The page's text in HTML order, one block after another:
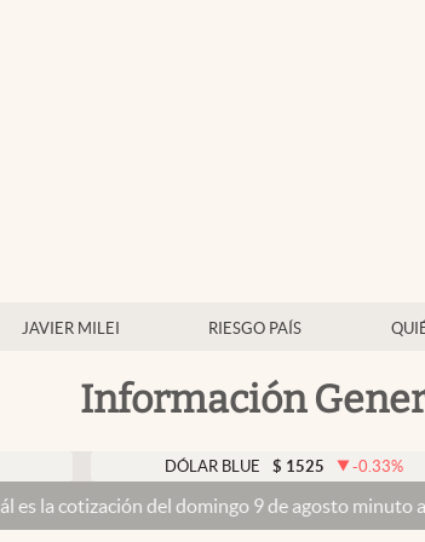
JAVIER MILEI RIESGO PAÍS
Información
DÓLAR BLUE $ 1525 -0.33%
del domingo 9 de agosto minuto a minuto